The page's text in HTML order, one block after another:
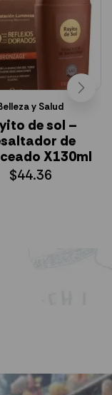
y Salud
de sol –
de
X130ml
$44.36